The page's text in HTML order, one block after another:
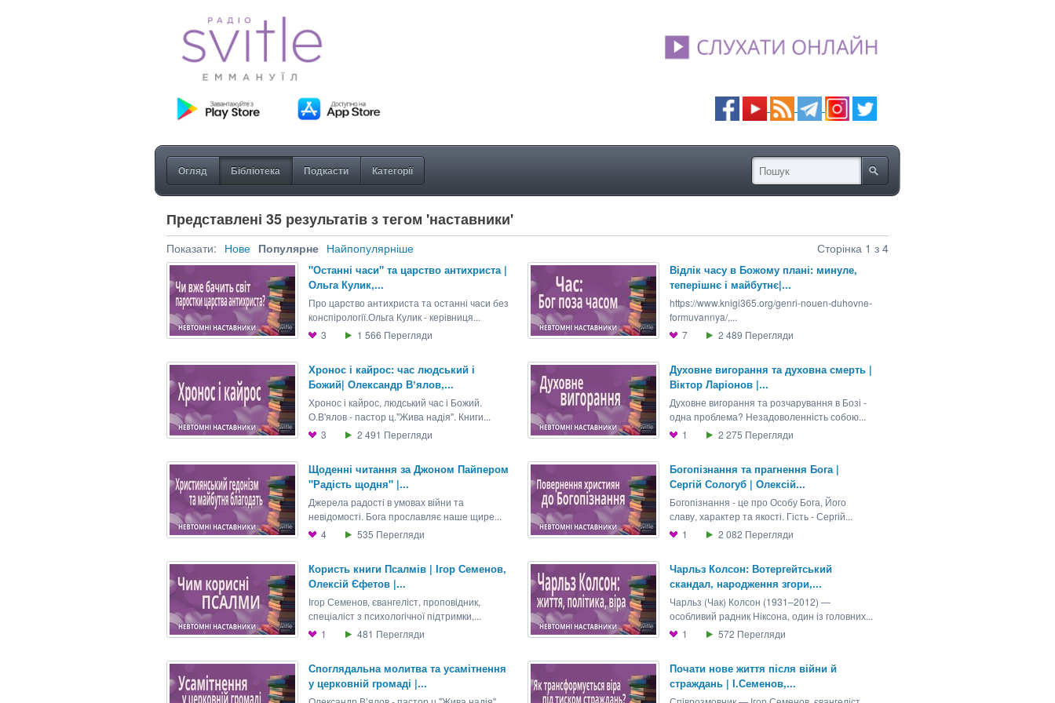
Огляд Бібліотека Подкасти Категорії
Представлені 35 результатів з тегом 'наставники'
Показати: Нове Популярне Найпопулярніше Сторінка 1 з 4
"Останні часи" та царство антихриста |
Ольга Кулик,...
Про царcтво антихриста та останні часи без
конспірології.Ольга Кулик - керівниця...
3
1 566 Перегляди
Відлік часу в Божому плані: минуле,
теперішнє і майбутнє|...
https://www.knigi365.org/genri-nouen-duhovne-
formuvannya/,...
7
2 489 Перегляди
Хронос і кайрос: час людський і
Божий| Олександр Вʼялов,...
Хронос і кайрос, людський час і Божий.
О.В'ялов - пастор ц."Жива надія". Книги...
3
2 491 Перегляди
Духовне вигорання та духовна смерть |
Віктор Ларіонов |...
Духовне вигорання та розчарування в Бозі -
одна проблема? Незадоволенність собою...
1
2 275 Перегляди
Щоденні читання за Джоном Пайпером
"Радість щодня" |...
Джерела радості в умовах війни та
невідомості. Бога прославляє наше щире...
4
535 Перегляди
Богопізнання та прагнення Бога |
Сергій Сологуб | Олексій...
Богопізнання - це про Особу Бога, Його
славу, характер та якості. Гість - Сергій...
1
2 082 Перегляди
Користь книги Псалмів | Ігор Семенов,
Олексій Єфетов |...
Ігор Семенов, євангеліст, проповідник,
спеціаліст з психологічної підтримки,...
1
481 Перегляди
Чарльз Колсон: Вотергейтський
скандал, народження згори,...
Чарльз (Чак) Колсон (1931–2012) —
особливий радник Ніксона, один із головних...
1
572 Перегляди
Споглядальна молитва та усамітнення
у церковній громаді |...
Почати нове життя після війни й
страждань | І.Семенов,...